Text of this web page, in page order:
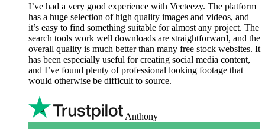
I’ve had a very good experience with Vecteezy. The platform
has a huge selection of high quality images and videos, and
it’s easy to find something suitable for almost any project. The
search tools work well downloads are straightforward, and the
overall quality is much better than many free stock websites. It
has been especially useful for creating social media content,
and I’ve found plenty of professional looking footage that
would otherwise be difficult to source.
Anthony